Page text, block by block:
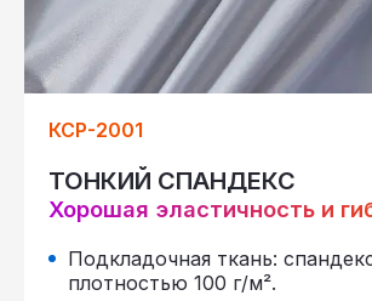
КСР-2001
ТОНКИЙ СПАНДЕКС
Хорошая эластичность и
Подкладочная ткань:
плотностью 100 г/м².